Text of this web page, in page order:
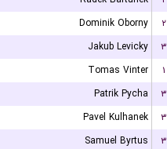
Dominik Oborny
۲
Jakub Levicky
۳
Tomas Vinter
۱
Patrik Pycha
۳
Pavel Kulhanek
۳
Samuel Byrtus
۳